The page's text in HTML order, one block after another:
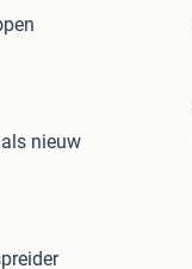
nieuw